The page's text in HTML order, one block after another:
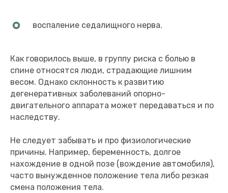
воспаление седалищного нерва.
Как говорилось выше, в группу риска с болью в
спине относятся люди, страдающие лишним
весом. Однако склонность к развитию
дегенеративных заболеваний опорно-
двигательного аппарата может передаваться и по
наследству.
Не следует забывать и про физиологические
причины. Например, беременность, долгое
нахождение в одной позе (вождение автомобиля),
часто вынужденное положение тела либо резкая
смена положения тела.